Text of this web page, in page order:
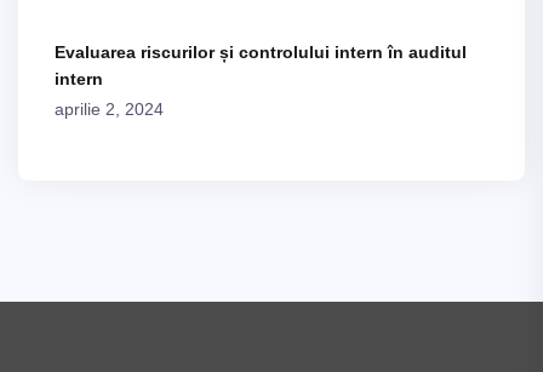
Evaluarea riscurilor și controlului intern în auditul
intern
aprilie 2, 2024